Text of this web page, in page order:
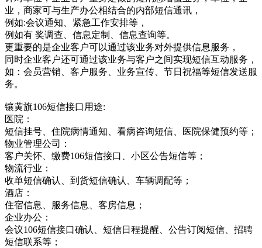
业，商家可与生产办公相结合的内部短信通讯，
例如:会议通知、紧急工作安排等，
例如有 奖调查、信息定制、信息查询等。
更重要的是企业客户可以通过该业务对外提供信息服务，
同时企业客户还可通过该业务与客户之间实现短信互动服务，
如：会员营销、客户服务、业务宣传、节日祝福等短信发送服
务。
镶黄旗106短信接口用途:
医院：
短信挂号、住院病情通知、看病咨询短信、医院保健预约等；
物业管理公司：
客户关怀、缴费106短信接口、小区公告短信等；
物流行业：
收单短信确认、到货短信确认、车辆调配等；
酒店：
住宿信息、服务信息、客房信息；
企业办公：
会议106短信接口确认、短信日程提醒、公告订阅短信、招聘
短信联系等；